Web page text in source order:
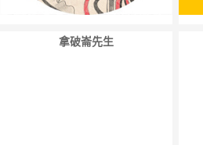
拿破崙先生